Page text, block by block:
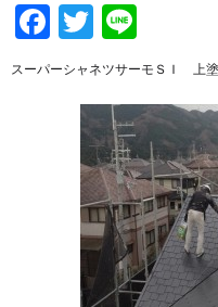
Facebook
Twitter
スーパーシャネツサーモＳＩ 上塗